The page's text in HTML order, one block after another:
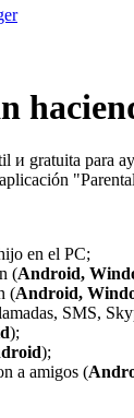
и gratuita para
en el PC;
(Android,
(Android,
SMS,
);
);
a amigos (